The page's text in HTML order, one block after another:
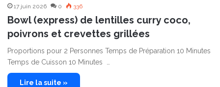
17 juin 2026 0 336
Bowl (express) de lentilles curry coco,
poivrons et crevettes grillées
Proportions pour 2 Personnes Temps de Préparation 10 Minutes
Temps de Cuisson 10 Minutes …
Lire la suite »